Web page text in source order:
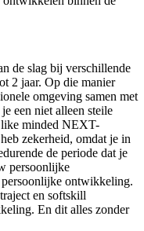
de slag bij verschillende
2 jaar. Op die manier
omgeving samen met
een niet alleen steile
like minded NEXT-
zekerheid, omdat je in
de periode dat je
persoonlijke
ontwikkeling.
en softskill
En dit alles zonder